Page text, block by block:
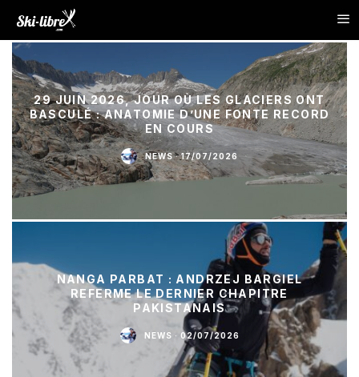
29 JUIN 2026, JOUR OÙ LES GLACIERS ONT
BASCULÉ : ANATOMIE D’UNE FONTE RECORD
EN COURS
NEWS · 17/07/2026
NANGA PARBAT : ANDRZEJ BARGIEL
REFERME LE DERNIER CHAPITRE
PAKISTANAIS
NEWS · 02/07/2026